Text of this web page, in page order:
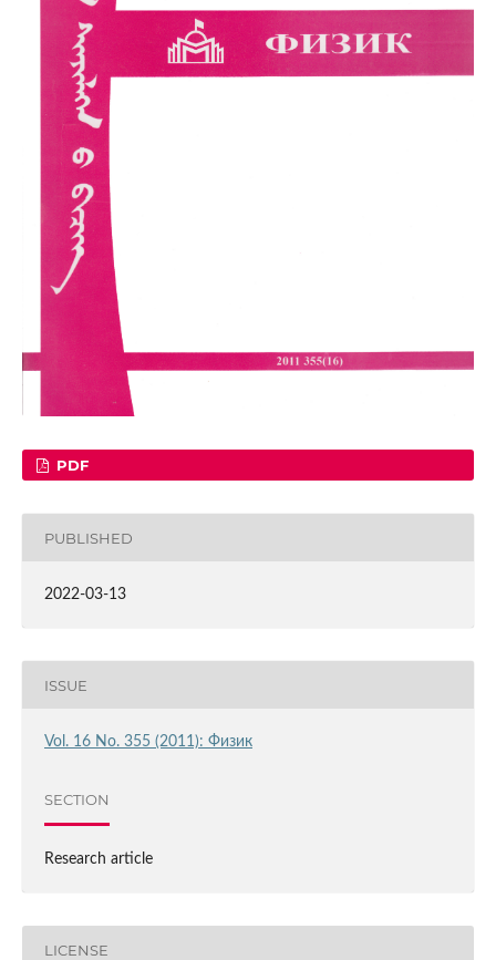
PDF
PUBLISHED
2022-03-13
ISSUE
Vol. 16 No. 355 (2011): Физик
SECTION
Research article
LICENSE